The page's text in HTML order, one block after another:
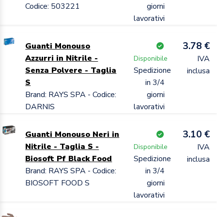
Codice: 503221
giorni
lavorativi
Guanti Monouso
Azzurri in Nitrile -
Senza Polvere - Taglia
S
Brand: RAYS SPA - Codice:
DARNIS
Disponibile
Spedizione
in 3/4
giorni
lavorativi
3.78 €
IVA
inclusa
Guanti Monouso Neri in
Nitrile - Taglia S -
Biosoft Pf Black Food
Brand: RAYS SPA - Codice:
BIOSOFT FOOD S
Disponibile
Spedizione
in 3/4
giorni
lavorativi
3.10 €
IVA
inclusa